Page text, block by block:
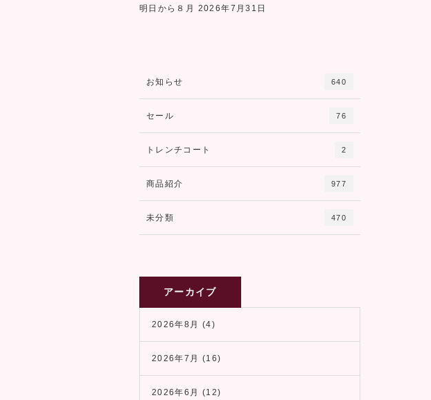
明日から８月 2026年7月31日
お知らせ 640
セール 76
トレンチコート 2
商品紹介 977
未分類 470
アーカイブ
2026年8月 (4)
2026年7月 (16)
2026年6月 (12)